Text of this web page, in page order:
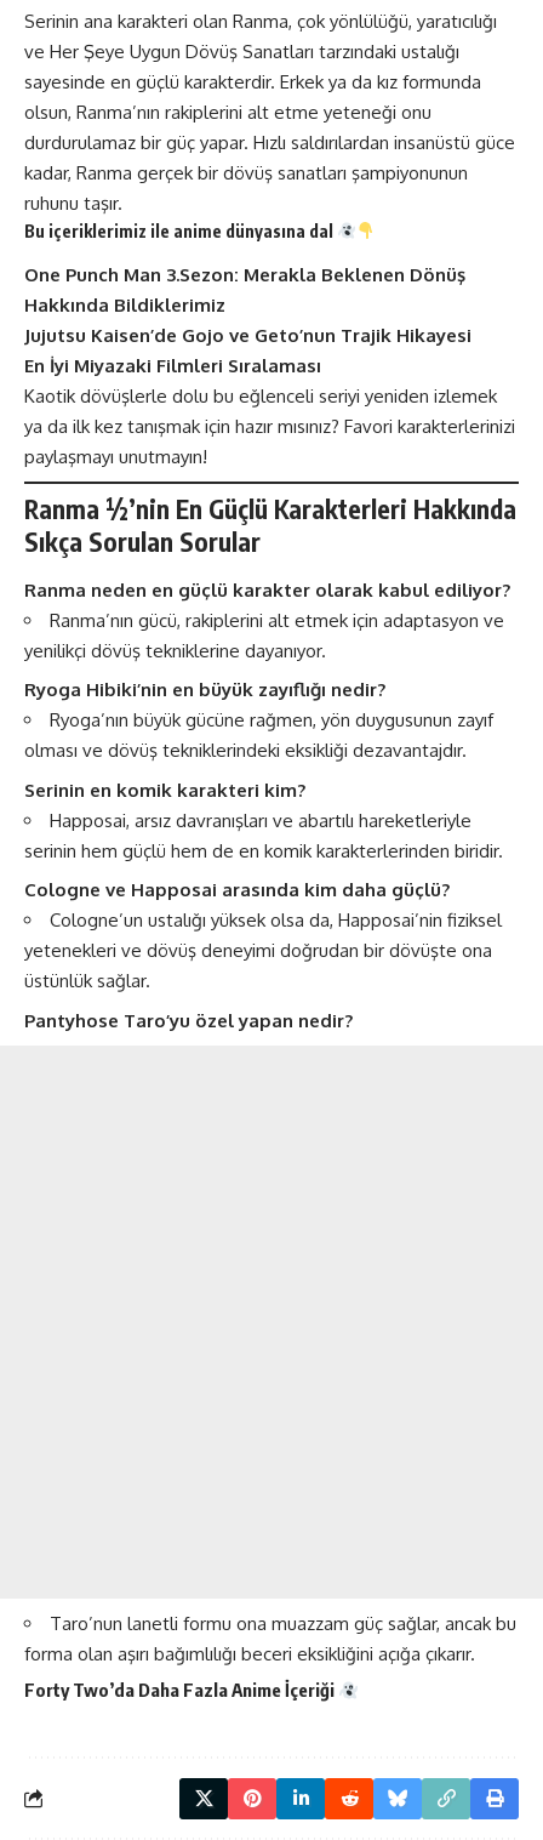
Serinin ana karakteri olan Ranma, çok yönlülüğü, yaratıcılığı
ve Her Şeye Uygun Dövüş Sanatları tarzındaki ustalığı
sayesinde en güçlü karakterdir. Erkek ya da kız formunda
olsun, Ranma’nın rakiplerini alt etme yeteneği onu
durdurulamaz bir güç yapar. Hızlı saldırılardan insanüstü güce
kadar, Ranma gerçek bir dövüş sanatları şampiyonunun
ruhunu taşır​​.
Bu içeriklerimiz ile anime dünyasına dal
One Punch Man 3.Sezon: Merakla Beklenen Dönüş
Hakkında Bildiklerimiz
Jujutsu Kaisen’de Gojo ve Geto’nun Trajik Hikayesi
En İyi Miyazaki Filmleri Sıralaması
Kaotik dövüşlerle dolu bu eğlenceli seriyi yeniden izlemek
ya da ilk kez tanışmak için hazır mısınız? Favori karakterlerinizi
paylaşmayı unutmayın!
Ranma ½’nin En Güçlü Karakterleri Hakkında
Sıkça Sorulan Sorular
Ranma neden en güçlü karakter olarak kabul ediliyor?
Ranma’nın gücü, rakiplerini alt etmek için adaptasyon ve
yenilikçi dövüş tekniklerine dayanıyor.
Ryoga Hibiki’nin en büyük zayıflığı nedir?
Ryoga’nın büyük gücüne rağmen, yön duygusunun zayıf
olması ve dövüş tekniklerindeki eksikliği dezavantajdır.
Serinin en komik karakteri kim?
Happosai, arsız davranışları ve abartılı hareketleriyle
serinin hem güçlü hem de en komik karakterlerinden biridir.
Cologne ve Happosai arasında kim daha güçlü?
Cologne’un ustalığı yüksek olsa da, Happosai’nin fiziksel
yetenekleri ve dövüş deneyimi doğrudan bir dövüşte ona
üstünlük sağlar.
Pantyhose Taro’yu özel yapan nedir?
Taro’nun lanetli formu ona muazzam güç sağlar, ancak bu
forma olan aşırı bağımlılığı beceri eksikliğini açığa çıkarır.
Forty Two’da Daha FazlaAnimeİçeriği